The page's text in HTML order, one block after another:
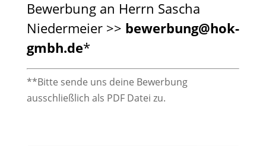
Bewerbung an Herrn Sascha
Niedermeier >> bewerbung@hok-
gmbh.de*
**Bitte sende uns deine Bewerbung
ausschließlich als PDF Datei zu.